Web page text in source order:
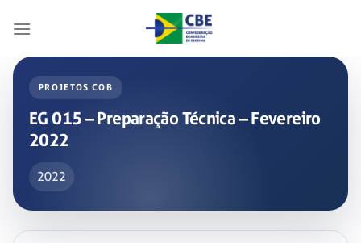
PROJETOS COB
EG 015 – Preparação Técnica – Fevereiro
2022
2022